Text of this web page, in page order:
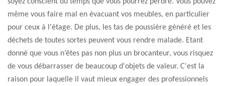
même vous faire mal en évacuant vos meubles, en particulier
pour ceux à l'étage. De plus, les tas de poussière généré et les
déchets de toutes sortes peuvent vous rendre malade. Etant
donné que vous n’êtes pas non plus un brocanteur, vous risquez
de vous débarrasser de beaucoup d'objets de valeur. C'est la
raison pour laquelle il vaut mieux engager des professionnels